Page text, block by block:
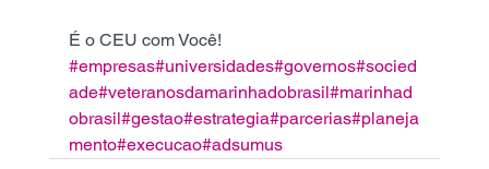
É o CEU com Você!
#empresas#universidades#governos#socied
ade#veteranosdamarinhadobrasil#marinhad
obrasil#gestao#estrategia#parcerias#planeja
mento#execucao#adsumus